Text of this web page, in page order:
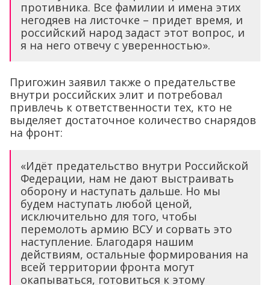
противника. Все фамилии и имена этих
негодяев на листочке – придет время, и
российский народ задаст этот вопрос, и
я на него отвечу с уверенностью».
Пригожин заявил также о предательстве
внутри российских элит и потребовал
привлечь к ответственности тех, кто не
выделяет достаточное количество снарядов
на фронт:
«Идёт предательство внутри Российской
Федерации, нам не дают выстраивать
оборону и наступать дальше. Но мы
будем наступать любой ценой,
исключительно для того, чтобы
перемолоть армию ВСУ и сорвать это
наступление. Благодаря нашим
действиям, остальные формирования на
всей территории фронта могут
окапываться, готовиться к этому